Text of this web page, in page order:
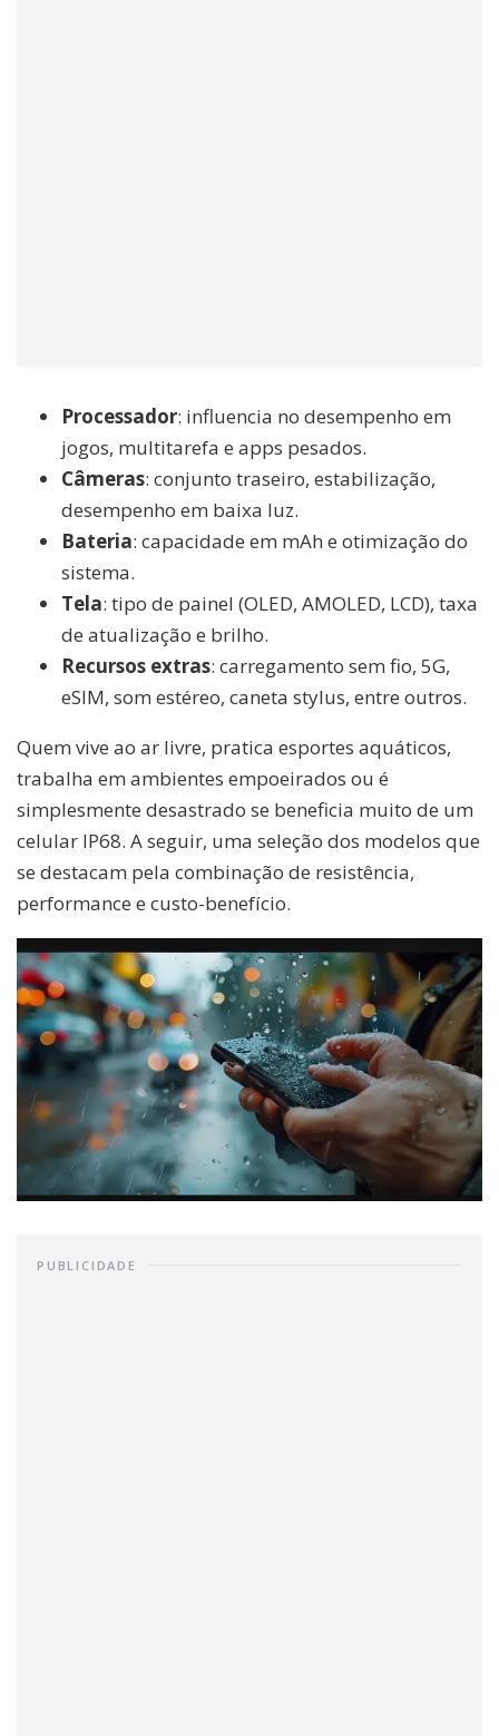
Processador: influencia no desempenho em
jogos, multitarefa e apps pesados.
Câmeras: conjunto traseiro, estabilização,
desempenho em baixa luz.
Bateria: capacidade em mAh e otimização do
sistema.
Tela: tipo de painel (OLED, AMOLED, LCD), taxa
de atualização e brilho.
Recursos extras: carregamento sem fio, 5G,
eSIM, som estéreo, caneta stylus, entre outros.
Quem vive ao ar livre, pratica esportes aquáticos,
trabalha em ambientes empoeirados ou é
simplesmente desastrado se beneficia muito de um
celular IP68. A seguir, uma seleção dos modelos que
se destacam pela combinação de resistência,
performance e custo-benefício.
PUBLICIDADE